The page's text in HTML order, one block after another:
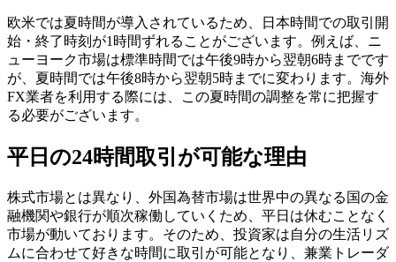
欧米では夏時間が導入されているため、日本時間での取引開
始・終了時刻が1時間ずれることがございます。例えば、ニ
ューヨーク市場は標準時間では午後9時から翌朝6時までです
が、夏時間では午後8時から翌朝5時までに変わります。海外
FX業者を利用する際には、この夏時間の調整を常に把握す
る必要がございます。
平日の24時間取引が可能な理由
株式市場とは異なり、外国為替市場は世界中の異なる国の金
融機関や銀行が順次稼働していくため、平日は休むことなく
市場が動いております。そのため、投資家は自分の生活リズ
ムに合わせて好きな時間に取引が可能となり、兼業トレーダ